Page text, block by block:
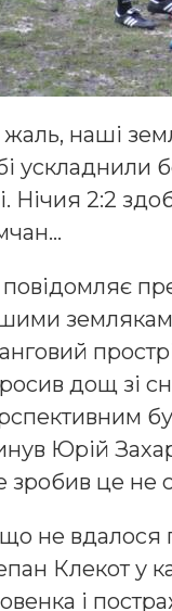
наші
ускладнили
Нічия 2:2
дощ зі
Юрій
зробив це не
не вдалося
Клекот у
і